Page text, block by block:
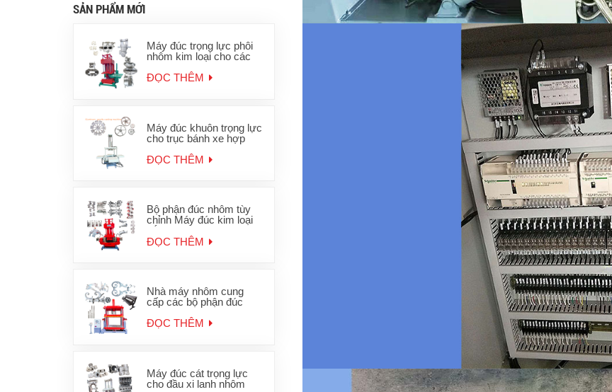
SẢN PHẨM MỚI
Máy đúc trọng lực phôi
nhôm kim loại cho các
ĐỌC THÊM
Máy đúc khuôn trọng lực
cho trục bánh xe hợp
ĐỌC THÊM
Bộ phận đúc nhôm tùy
chỉnh Máy đúc kim loại
sắt trọng lực
ĐỌC THÊM
Nhà máy nhôm cung
cấp các bộ phận đúc
OEM JD-1200
ĐỌC THÊM
Máy đúc cát trọng lực
cho đầu xi lanh nhôm